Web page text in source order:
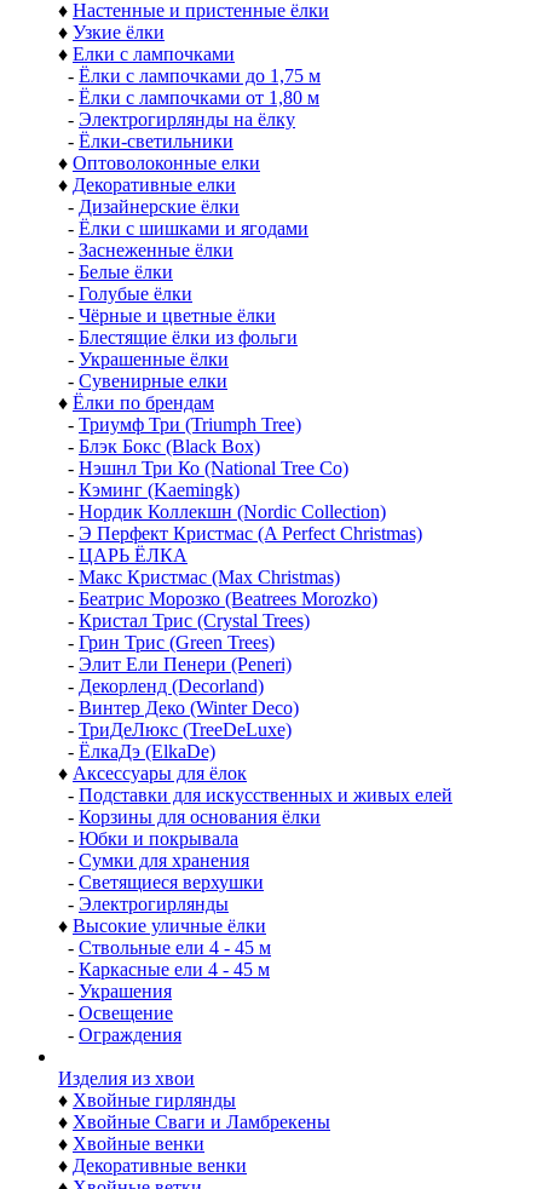
-Ели 2,0 - 2,25 м
-Ели от 2,3 м
♦ Настольные елки
- PVC
- Леска
- Литая хвоя (РЕ)
♦Настенные и пристенные ёлки
♦ Узкие ёлки
♦ Елки с лампочками
- Ёлки с лампочками до 1,75 м
- Ёлки с лампочками от 1,80 м
- Электрогирлянды на ёлку
- Ёлки-светильники
♦Оптоволоконные елки
♦Декоративные елки
- Дизайнерские ёлки
- Ёлки с шишками и ягодами
- Заснеженные ёлки
-Белые ёлки
- Голубые ёлки
- Чёрные и цветные ёлки
- Блестящие ёлки из фольги
- Украшенные ёлки
- Сувенирные елки
♦Ёлки по брендам
- Триумф Три (Triumph Tree)
- Блэк Бокс (Black Box)
- Нэшнл Три Ко (National Tree Co)
- Кэминг (Kaemingk)
- Нордик Коллекшн (Nordic Collection)
- Э Перфект Кристмас (A Perfect Christmas)
- ЦАРЬ ЁЛКА
- Макс Кристмас (Max Christmas)
- Беатрис Морозко (Beatrees Morozko)
- Кристал Трис (Crystal Trees)
-Грин Трис (Green Trees)
- Элит Ели Пенери (Peneri)
- Декорленд (Decorland)
- Винтер Деко (Winter Deco)
- ТриДеЛюкс (TreeDeLuxe)
- ЁлкаДэ (ElkaDe)
♦Аксессуары для ёлок
-Подставки для искусственных и живых елей
- Корзины для основания ёлки
- Юбки и покрывала
- Сумки для хранения
- Светящиеся верхушки
- Электрогирлянды
-Ствольные ели 4 - 45 м
-Каркасные ели 4 - 45 м
-Украшения
-Освещение
-Ограждения